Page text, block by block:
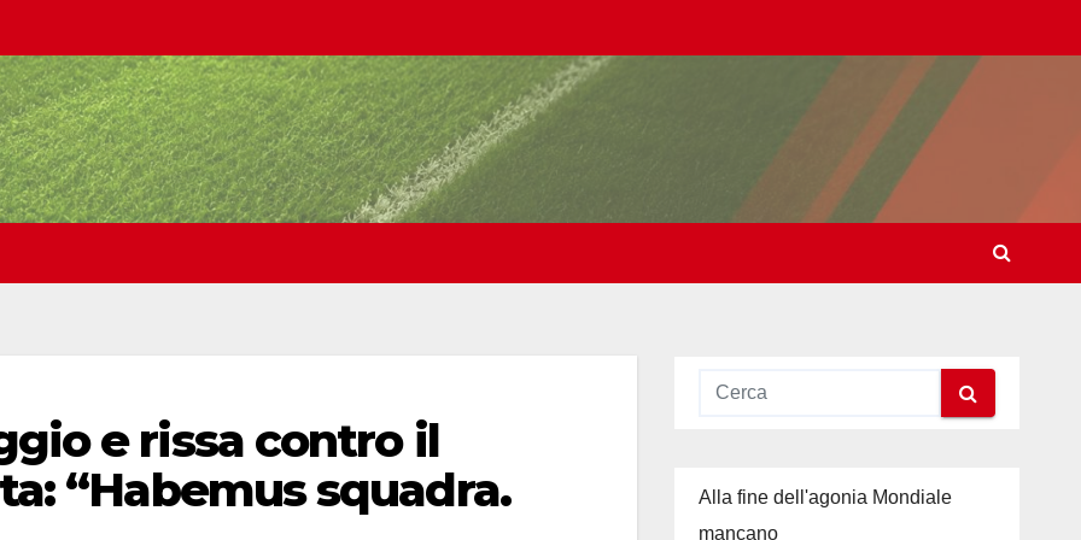
e rissa contro il
“Habemus squadra.
Alla fine dell'agonia Mondiale
mancano